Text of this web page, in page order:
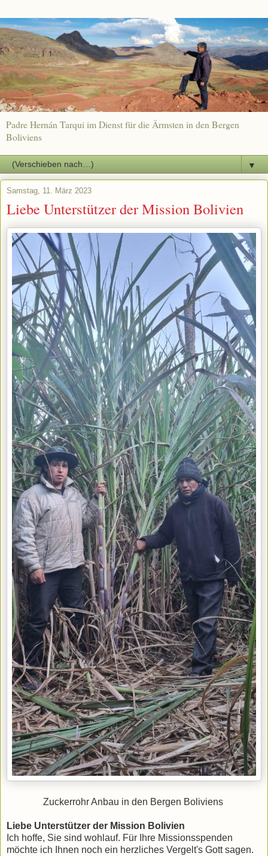
Padre Hernán Tarqui im Dienst für die Ärmsten in den Bergen
Boliviens
▼
Samstag, 11. März 2023
Liebe Unterstützer der Mission Bolivien
Zuckerrohr Anbau in den Bergen Boliviens
Liebe Unterstützer der Mission Bolivien
Ich hoffe, Sie sind wohlauf. Für Ihre Missionsspenden
möchte ich Ihnen noch ein herzliches Vergelt's Gott sagen.